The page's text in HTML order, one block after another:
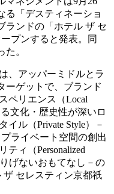
る「デスティネーショ
ランドの「ホテル ザ セ
プンすると発表。同
。
、アッパーミドルとラ
ーゲットで、ブランド
ペリエンス（Local
文化・歴史性が深いロ
ル（Private Style）－
ライベート空間の創出
ィ（Personalized
げないおもてなし－の
ザ セレスティン京都祇